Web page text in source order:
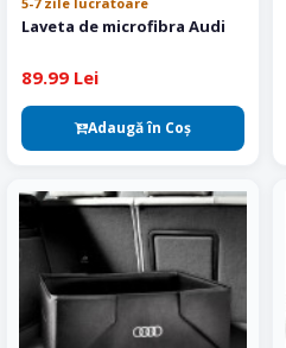
Laveta de microfibra Audi
89.99 Lei
Adaugă în Coş